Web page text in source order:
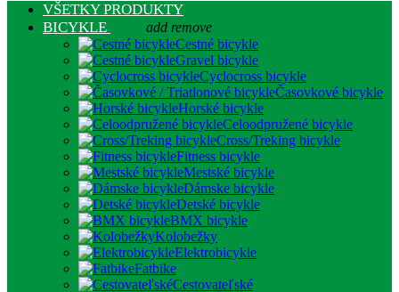
VŠETKY PRODUKTY
BICYKLE
add remove
Cestné bicykle
Gravel bicykle
Cyclocross bicykle
Časovkové bicykle
Horské bicykle
Celoodpružené bicykle
Cross/Treking bicykle
Fitness bicykle
Mestské bicykle
Dámske bicykle
Detské bicykle
BMX bicykle
Kolobežky
Elektrobicykle
Fatbike
Cestovateľské